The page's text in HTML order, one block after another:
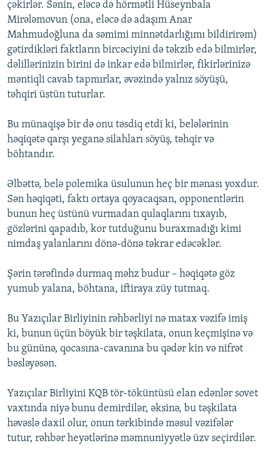
çəkirlər. Sənin, eləcə də hörmətli Hüseynbala
Mirələmovun (ona, eləcə də adaşım Anar
Mahmudoğluna da səmimi minnətdarlığımı bildirirəm)
gətirdikləri faktların bircəciyini də təkzib edə bilmirlər,
dəlillərinizin birini də inkar edə bilmirlər, fikirlərinizə
məntiqli cavab tapmırlar, əvəzində yalnız söyüşü,
təhqiri üstün tuturlar.
Bu münaqişə bir də onu təsdiq etdi ki, belələrinin
həqiqətə qarşı yeganə silahları söyüş, təhqir və
böhtandır.
Əlbəttə, belə polemika üsulunun heç bir mənası yoxdur.
Sən həqiqəti, faktı ortaya qoyacaqsan, opponentlərin
bunun heç üstünü vurmadan qulaqlarını tıxayıb,
gözlərini qapadıb, kor tutduğunu buraxmadığı kimi
nimdaş yalanlarını dönə-dönə təkrar edəcəklər.
Şərin tərəfində durmaq məhz budur – həqiqətə göz
yumub yalana, böhtana, iftiraya züy tutmaq.
Bu Yazıçılar Birliyinin rəhbərliyi nə matax vəzifə imiş
ki, bunun üçün böyük bir təşkilata, onun keçmişinə və
bu gününə, qocasına-cavanına bu qədər kin və nifrət
bəsləyəsən.
Yazıçılar Birliyini KQB tör-töküntüsü elan edənlər sovet
vaxtında niyə bunu demirdilər, əksinə, bu təşkilata
həvəslə daxil olur, onun tərkibində məsul vəzifələr
tutur, rəhbər heyətlərinə məmnuniyyətlə üzv seçirdilər.